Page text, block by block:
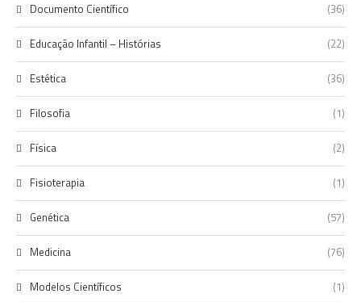
Documento Científico (36)
Educação Infantil – Histórias (22)
Estética (36)
Filosofia (1)
Física (2)
Fisioterapia (1)
Genética (57)
Medicina (76)
Modelos Científicos (1)